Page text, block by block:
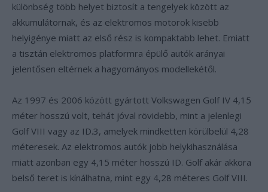
különbség több helyet biztosít a tengelyek között az
akkumulátornak, és az elektromos motorok kisebb
helyigénye miatt az első rész is kompaktabb lehet. Emiatt
a tisztán elektromos platformra épülő autók arányai
jelentősen eltérnek a hagyományos modellekétől.
Az 1997 és 2006 között gyártott Volkswagen Golf IV 4,15
méter hosszú volt, tehát jóval rövidebb, mint a jelenlegi
Golf VIII vagy az ID.3, amelyek mindketten körülbelül 4,28
méteresek. Az elektromos autók jobb helykihasználása
miatt azonban egy 4,15 méter hosszú ID. Golf akár akkora
belső teret is kínálhatna, mint egy 4,28 méteres Golf VIII.